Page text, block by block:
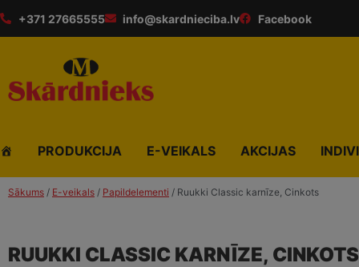
+371 27665555 info@skardnieciba.lv Facebook
PRODUKCIJA E-VEIKALS AKCIJAS
Sākums / E-veikals / Papildelementi / Ruukki Classic karnīze, Cinkots
RUUKKI CLASSIC KARNĪZE, CINKOTS